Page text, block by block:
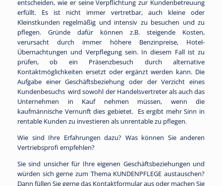
entscheiden, wie er seine Verpflichtung zur Kundenbetreuung
erfüllt. Es ist nicht immer vertretbar, auch kleine oder
Kleinstkunden regelmäßig und intensiv zu besuchen und zu
pflegen. Gründe dafür können z.B. steigende Kosten,
verursacht durch immer höhere Benzinpreise, Hotel-
Übernachtungen und Verpflegung sein. In diesem Fall ist zu
prüfen, ob ein Präsenzbesuch durch alternative
Kontaktmöglichkeiten ersetzt oder ergänzt werden kann. Die
Aufgabe einerGeschäftsbeziehung oder der Verzicht eines
Kundenbesuchs wird sowohl der Handelsvertreter als auch das
Unternehmen in Kauf nehmen müssen, wenn die
kaufmännische Vernunft dies gebietet. Es ergibt mehr Sinn in
rentable Kunden zu investieren als unrentable zu pflegen.
Wie sind Ihre Erfahrungen dazu? Was können Sie anderen
Vertriebsprofi empfehlen?
Sie sind unsicher für Ihre eigenen Geschäftsbeziehungen und
würden sich gerne zum Thema KUNDENPFLEGE austauschen?
Dann füllen Sie gerne das Kontaktformular aus oder machen Sie